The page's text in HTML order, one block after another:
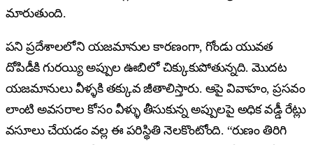
మారుతుంది.
పని ప్రదేశాలలోని యజమానుల కారణంగా, గోండు యువత
దోపిడీకి గురయ్యి అప్పుల ఊబిలో చిక్కుకుపోతున్నది. మొదట
యజమానులు వీళ్ళకి తక్కువ జీతాలిస్తారు. ఆపై వివాహం, ప్రసవం
లాంటి అవసరాల కోసం వీళ్ళు తీసుకున్న అప్పులపై అధిక వడ్డీ రేట్లు
వసూలు చేయడం వల్ల ఈ పరిస్థితి నెలకొంటోంది. “రుణం తిరిగి